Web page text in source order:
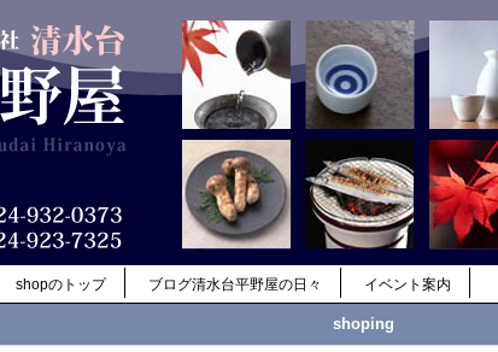
shopのトップ ブログ清水台平野屋の日々 イベント案内
shoping